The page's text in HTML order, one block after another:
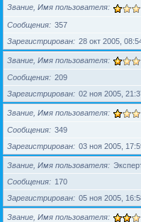
Звание, Имя пользователя
Сообщения
357
Зарегистрирован
28 окт 2005,
Звание, Имя пользователя
Сообщения
209
Зарегистрирован
02 ноя 2005,
Звание, Имя пользователя
Сообщения
349
Зарегистрирован
03 ноя 2005,
Звание, Имя пользователя
Сообщения
170
Зарегистрирован
05 ноя 2005,
Звание, Имя пользователя